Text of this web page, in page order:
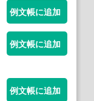
例文帳に追加
例文帳に追加
例文帳に追加